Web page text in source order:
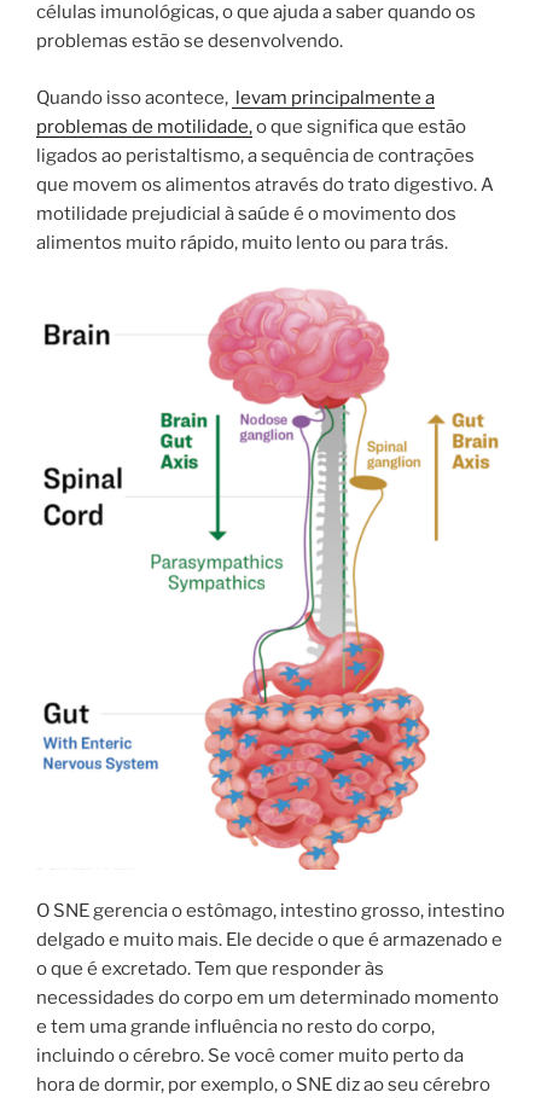
células imunológicas, o que ajuda a saber quando os
problemas estão se desenvolvendo.
Quando isso acontece, levam principalmente a
problemas de motilidade,o que significa que estão
ligados ao peristaltismo, a sequência de contrações
que movem os alimentos através do trato digestivo. A
motilidade prejudicial à saúde é o movimento dos
alimentos muito rápido, muito lento ou para trás.
O SNE gerencia o estômago, intestino grosso, intestino
delgado e muito mais. Ele decide o que é armazenado e
o que é excretado. Tem que responder às
necessidades do corpo em um determinado momento
e tem uma grande influência no resto do corpo,
incluindo o cérebro. Se você comer muito perto da
hora de dormir, por exemplo, o SNE diz ao seu cérebro